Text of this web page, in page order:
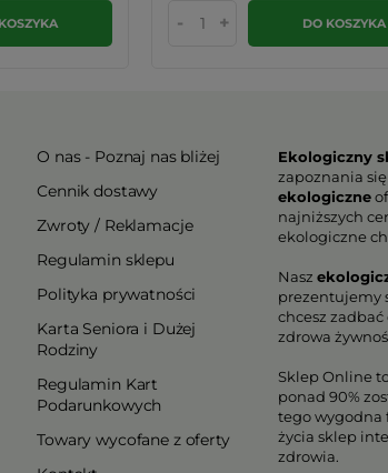
- + DO KOSZYKA
O nas - Poznaj nas bliżej
Cennik dostawy
Zwroty / Reklamacje
Regulamin sklepu
Polityka prywatności
Karta Seniora i Dużej
Rodziny
Regulamin Kart
Podarunkowych
Towary wycofane z oferty
Ekologiczny
zapoznania
ekologiczne
najniższych
ekologiczne
Nasz
prezentujemy
chcesz zadbać
zdrowa
Sklep Online
ponad 90%
tego wygodna
życia sklep
zdrowia.